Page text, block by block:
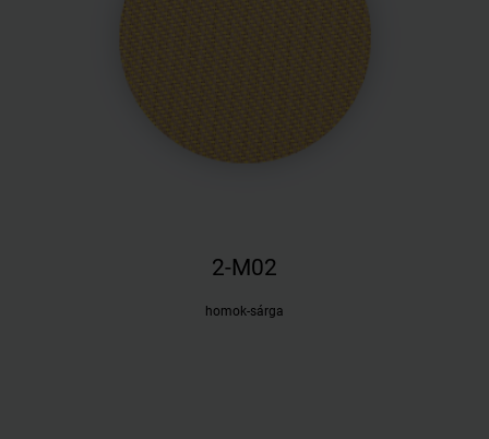
2-M02
homok-sárga